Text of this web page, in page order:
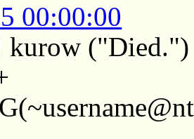
00:00:00
kurow ("Died.")